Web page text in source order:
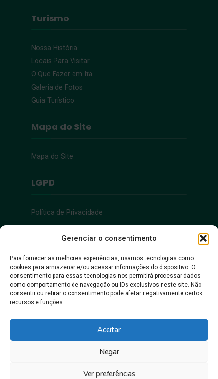
Gerenciar o consentimento
Para fornecer as melhores experiências, usamos tecnologias como
cookies para armazenar e/ou acessar informações do dispositivo. O
consentimento para essas tecnologias nos permitirá processar dados
como comportamento de navegação ou IDs exclusivos neste site. Não
consentir ou retirar o consentimento pode afetar negativamente certos
recursos e funções.
Aceitar
Negar
Ver preferências
Turismo
Nossa História
Locais Para Visitar
O Que Fazer em Ita
Galeria de Fotos
Guia Turístico
Mapa do Site
Mapa do Site
LGPD
Política de Privacidade
Acessibilidade
Acessibilidade